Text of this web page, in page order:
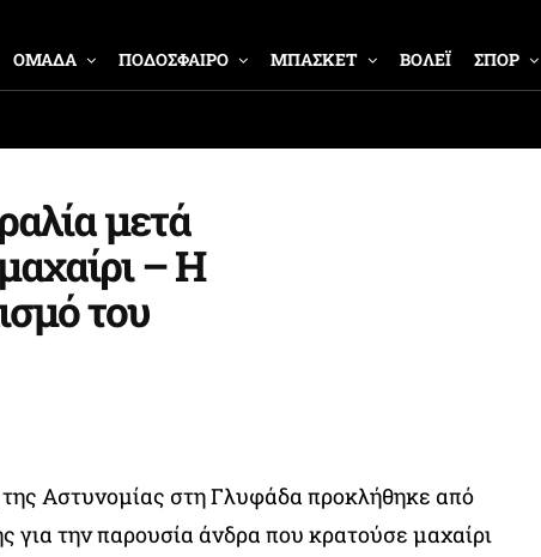
ΟΜΑΔΑ ΠΟΔΟΣΦΑΙΡΟ ΜΠΑΣΚΕΤ ΒΟΛΕΪ ΣΠΟΡ
μετά
– Η
του
Αστυνομίας στη Γλυφάδα προκλήθηκε από
για την παρουσία άνδρα που κρατούσε μαχαίρι